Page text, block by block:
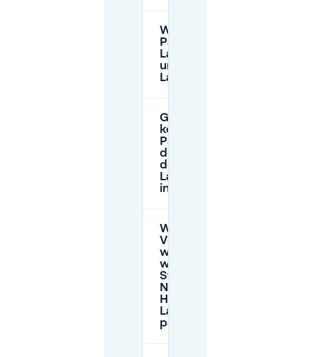
Was sind die
Parkzeiten in
Laakkwartier
und
Laakhaven?
Gibt es
kostenloses
Parken in
der Nähe
der
Laakkade
in Laak?
Was ist die beste
Vorgehensweise,
wenn ich
während der
Stoßzeiten in der
Nähe von Den
Haag HS /
Laakhaven
parke?